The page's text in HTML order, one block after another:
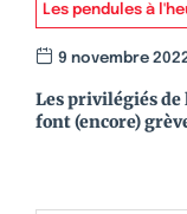
Les pendules à
9 novembre
Les privilégiés de
font (encore)